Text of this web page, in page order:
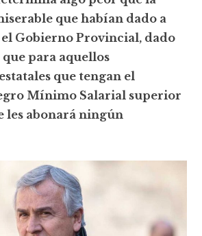
que habían dado a
Gobierno Provincial, dado
para aquellos
que tengan el
Mínimo Salarial superior
les abonará ningún